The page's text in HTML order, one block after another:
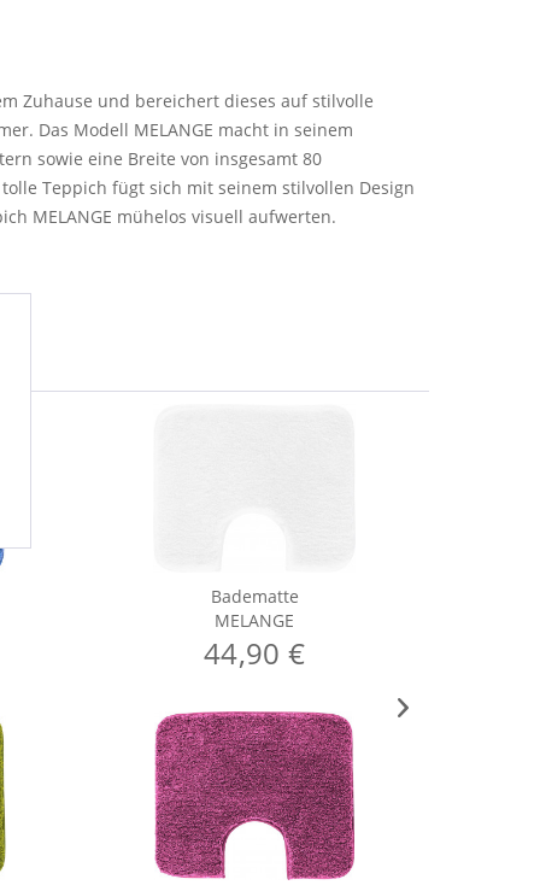
Zuhause und bereichert dieses auf stilvolle
Das Modell MELANGE macht in seinem
sowie eine Breite von insgesamt 80
Teppich fügt sich mit seinem stilvollen Design
MELANGE mühelos visuell aufwerten.
Badematte
MELANGE
44,90 €